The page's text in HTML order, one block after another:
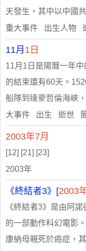
天發生，其中以中國
重大事件 出生人物
11月 1日
11月1日是陽曆一年
的結束還有60天。
船隊到達麥哲倫海峽
大事件 出生 逝世
2003年7月
[12] [21] [23]
2003年
《終結者3》[2003
《終結者3》是由阿
的一部動作科幻電影
康納母親死於癌症，